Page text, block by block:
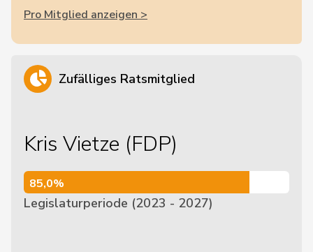
Pro Mitglied anzeigen >
Zufälliges Ratsmitglied
Kris Vietze (FDP)
85,0%
85,0%
Legislaturperiode (2023 - 2027)